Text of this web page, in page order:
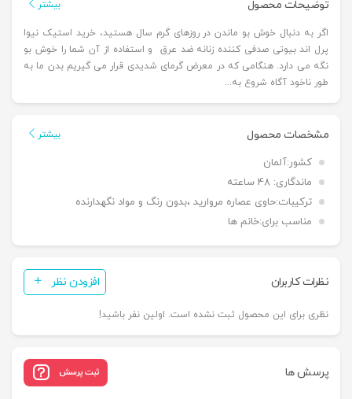
توضیحات محصول بیشتر
اگر به دنبال خوش بو ماندن در روزهای گرم سال هستید، خرید استیک نیوا
پرل اند بیوتی صدفی کننده زنانه ضد عرق و استفاده از آن شما را خوش بو
نگه می دارد. هنگامی که در معرض گرمای شدیدی قرار می گیریم بدن ما به
طور ناخود آگاه شروع به...
مشخصات محصول بیشتر
کشور:آلمان
ماندگاری:
ترکیبات:حاوی عصاره مروارید ،بدون رنگ و مواد نگهدارنده
مناسب برای:خانم ها
نظرات کاربران افزودن نظر
نظری برای این محصول ثبت نشده است. اولین نفر باشید!
پرسش ها ثبت پرسش